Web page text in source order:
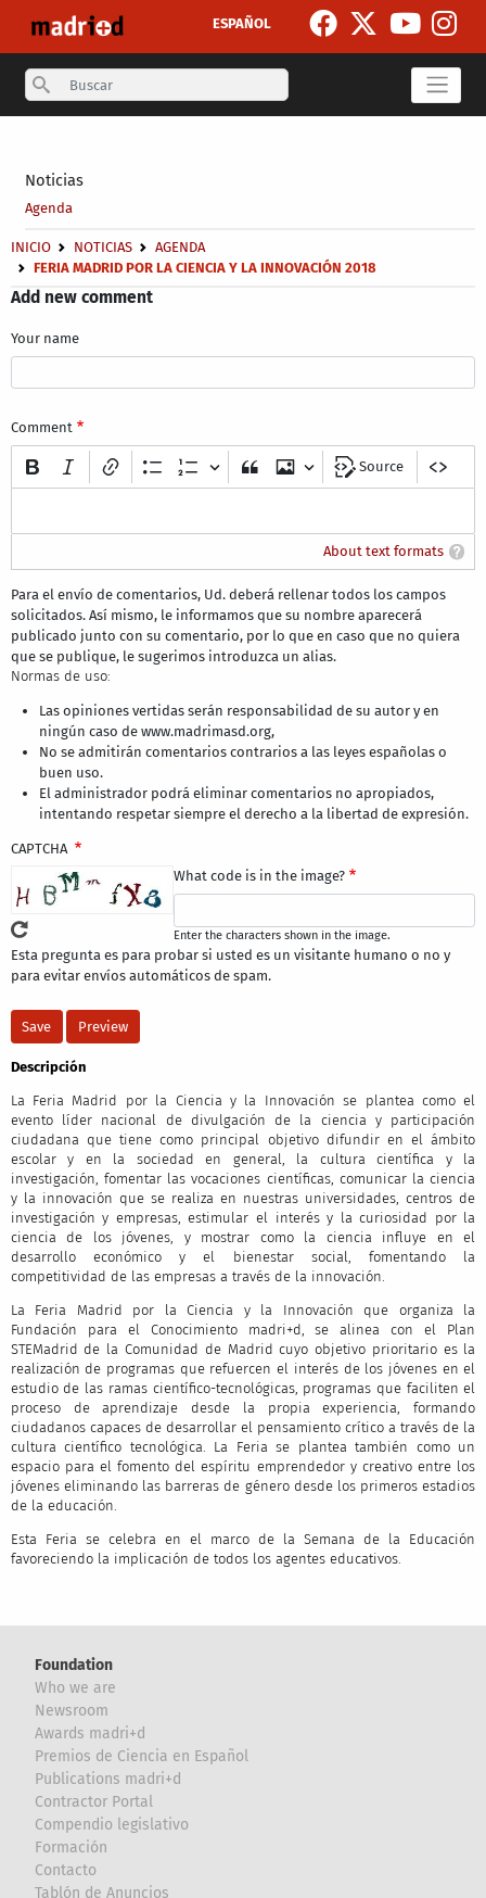
ESPAÑOL
Search
Noticias
Agenda
Breadcrumb
INICIO NOTICIAS
AGENDA
FERIA MADRID POR LA CIENCIA Y LA INNOVACIÓN 2018
Add new comment
Your name
Comment
Source
About text formats
Para el envío de comentarios, Ud. deberá rellenar todos los campos
solicitados. Así mismo, le informamos que su nombre aparecerá
publicado junto con su comentario, por lo que en caso que no quiera
que se publique, le sugerimos introduzca un alias.
Normas de uso:
Las opiniones vertidas serán responsabilidad de su autor y en
ningún caso de www.madrimasd.org,
No se admitirán comentarios contrarios a las leyes españolas o
buen uso.
El administrador podrá eliminar comentarios no apropiados,
intentando respetar siempre el derecho a la libertad de expresión.
CAPTCHA
What code is in the image?
Enter the characters shown in the image.
Esta pregunta es para probar si usted es un visitante humano o no y
para evitar envíos automáticos de spam.
Descripción
La Feria Madrid por la Ciencia y la Innovación se plantea como el
evento líder nacional de divulgación de la ciencia y participación
ciudadana que tiene como principal objetivo difundir en el ámbito
escolar y en la sociedad en general, la cultura científica y la
investigación, fomentar las vocaciones científicas, comunicar la ciencia
y la innovación que se realiza en nuestras universidades, centros de
investigación y empresas, estimular el interés y la curiosidad por la
ciencia de los jóvenes, y mostrar como la ciencia influye en el
desarrollo económico y el bienestar social, fomentando la
competitividad de las empresas a través de la innovación.
La Feria Madrid por la Ciencia y la Innovación que organiza la
Fundación para el Conocimiento madri+d, se alinea con el Plan
STEMadrid de la Comunidad de Madrid cuyo objetivo prioritario es la
realización de programas que refuercen el interés de los jóvenes en el
estudio de las ramas científico-tecnológicas, programas que faciliten el
proceso de aprendizaje desde la propia experiencia, formando
ciudadanos capaces de desarrollar el pensamiento crítico a través de la
cultura científico tecnológica. La Feria se plantea también como un
espacio para el fomento del espíritu emprendedor y creativo entre los
jóvenes eliminando las barreras de género desde los primeros estadios
de la educación.
Esta Feria se celebra en el marco de la Semana de la Educación
favoreciendo la implicación de todos los agentes educativos.
Foundation
Who we are
Newsroom
Awards madri+d
Premios de Ciencia en Español
Publications madri+d
Contractor Portal
Compendio legislativo
Formación
Contacto
Tablón de Anuncios